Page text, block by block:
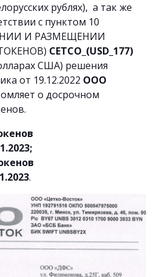
рублях), а так же
с пунктом 10
И РАЗМЕЩЕНИИ
CETCO_(USD_177)
США) решения
от 19.12.2022 ООО
о досрочном
.